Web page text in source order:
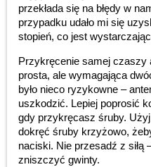
przekłada się na błędy w
przypadku udało mi się
stopień, co jest
Przykręcenie samej czaszy
prosta, ale wymagająca
było nieco ryzykowne –
uszkodzić. Lepiej poprosić
gdy przykręcasz śruby.
dokręć śruby krzyżowo,
naciski. Nie przesadź z siłą
zniszczyć gwinty.